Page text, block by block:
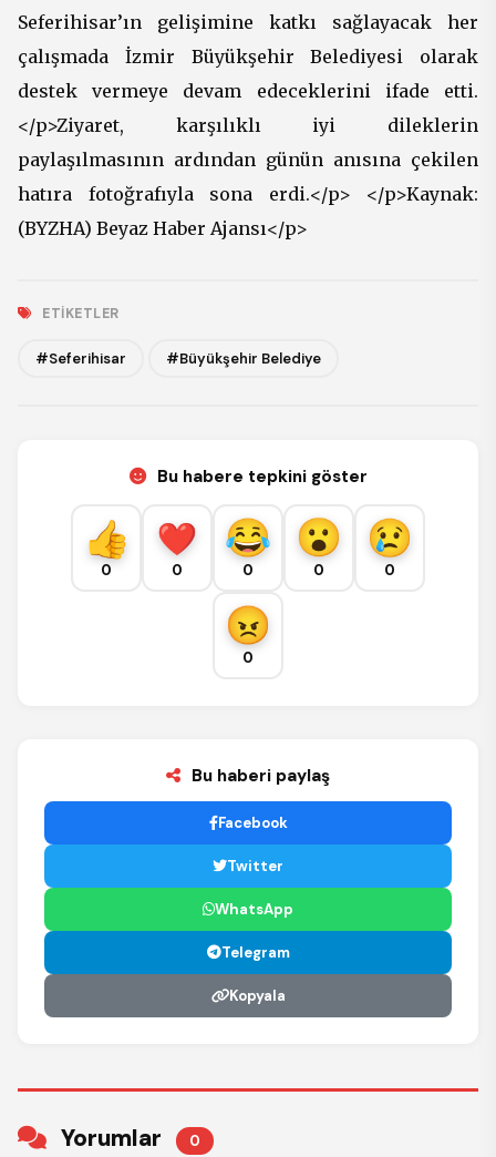
Seferihisar’ın gelişimine katkı sağlayacak her
çalışmada İzmir Büyükşehir Belediyesi olarak
destek vermeye devam edeceklerini ifade etti.
</p>Ziyaret, karşılıklı iyi dileklerin
paylaşılmasının ardından günün anısına çekilen
hatıra fotoğrafıyla sona erdi.</p> </p>Kaynak:
(BYZHA) Beyaz Haber Ajansı</p>
ETIKETLER
#Seferihisar #Büyükşehir Belediye
Bu habere tepkini göster
0 0 0 0 0
0
Bu haberi paylaş
Facebook
Twitter
WhatsApp
Telegram
Kopyala
Yorumlar 0